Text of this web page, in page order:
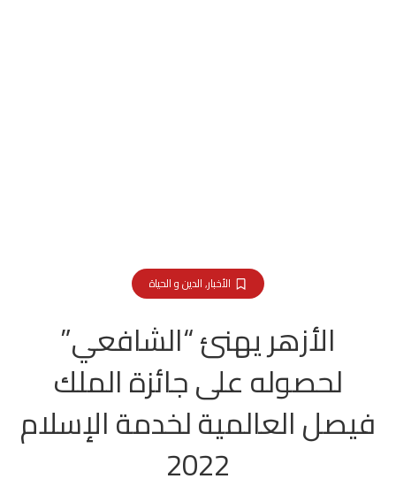
الأخبار,الدين و الحياة
الأزهر يهنئ “الشافعي”
لحصوله على جائزة الملك
فيصل العالمية لخدمة الإسلام
2022